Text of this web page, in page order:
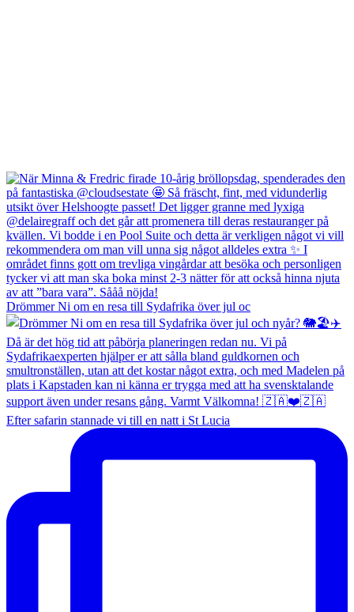
Drömmer Ni om en resa till Sydafrika över jul oc
Efter safarin stannade vi till en natt i St Lucia